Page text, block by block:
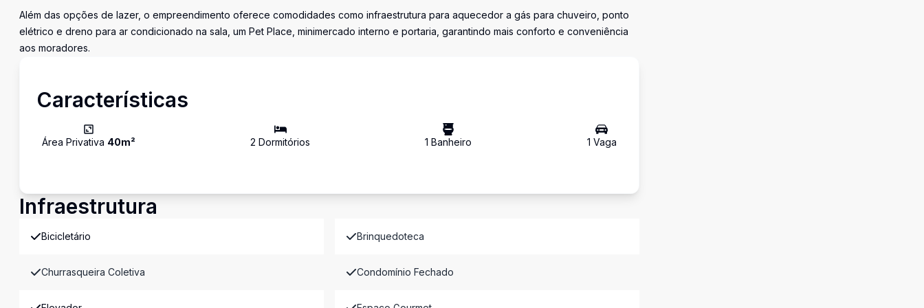
Além das opções de lazer, o empreendimento oferece comodidades como infraestrutura para aquecedor a gás para chuveiro, ponto
elétrico e dreno para ar condicionado na sala, um Pet Place, minimercado interno e portaria, garantindo mais conforto e conveniência
aos moradores.
Características
Área Privativa 40m² 2 Dormitórios 1 Banheiro 1 Vaga
Infraestrutura
Bicicletário Brinquedoteca
Churrasqueira Coletiva Condomínio Fechado